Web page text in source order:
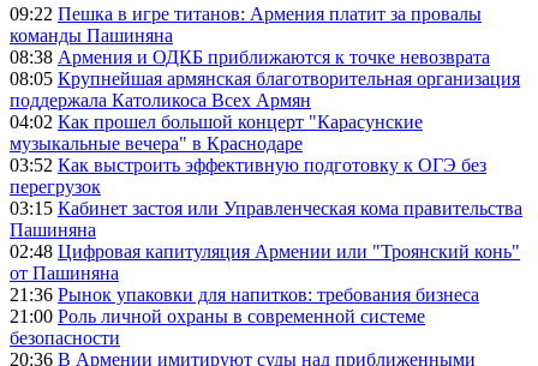
09:22 Пешка в игре титанов: Армения платит за провалы
команды Пашиняна
08:38 Армения и ОДКБ приближаются к точке невозврата
08:05 Крупнейшая армянская благотворительная организация
поддержала Католикоса Всех Армян
04:02 Как прошел большой концерт "Карасунские
музыкальные вечера" в Краснодаре
03:52 Как выстроить эффективную подготовку к ОГЭ без
перегрузок
03:15 Кабинет застоя или Управленческая кома правительства
Пашиняна
02:48 Цифровая капитуляция Армении или "Троянский конь"
от Пашиняна
21:36 Рынок упаковки для напитков: требования бизнеса
21:00 Роль личной охраны в современной системе
безопасности
20:36 В Армении имитируют суды над приближенными